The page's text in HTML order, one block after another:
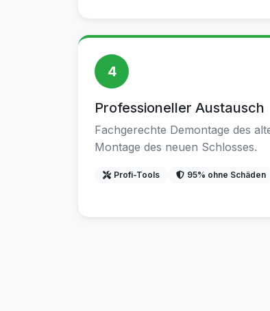
4
Professioneller Austausch
Fachgerechte Demontage des
Montage des neuen Schlosses.
Profi-Tools 95% ohne Schäden